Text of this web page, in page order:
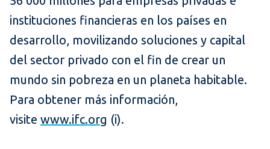
instituciones financieras en los países en
desarrollo, movilizando soluciones y capital
del sector privado con el fin de crear un
mundo sin pobreza en un planeta habitable.
Para obtener más información,
visite www.ifc.org (i).